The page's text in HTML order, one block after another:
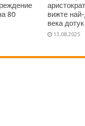
80
вижте
века дотук
13.08.2025